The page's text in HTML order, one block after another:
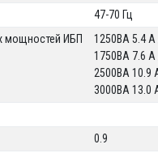
47-70 Гц
мощностей ИБП
1250ВА 5.4 А
1750ВА 7.6 А
2500ВА 10.9
3000ВА 13.0
0.9